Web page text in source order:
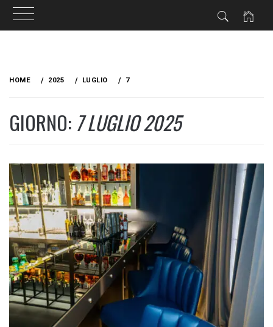
HOME 2025 LUGLIO 7
GIORNO: 7 LUGLIO 2025